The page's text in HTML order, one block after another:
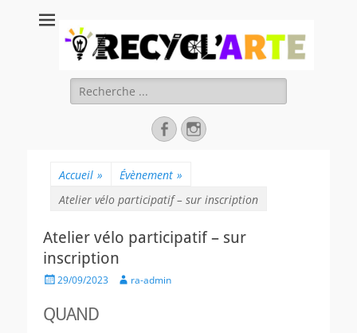
Recycl'Arte, faire
soi-même et
réduire les
déchets
Rechercher :
FacebookInstagram
Accueil » Évènement »
Atelier vélo participatif – sur inscription
Atelier vélo participatif – sur
inscription
Posted29/09/2023 Authorra-admin
QUAND